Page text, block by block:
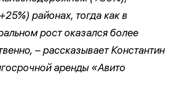
районах, тогда как в
рост оказался более
– рассказывает Константин
аренды «Авито